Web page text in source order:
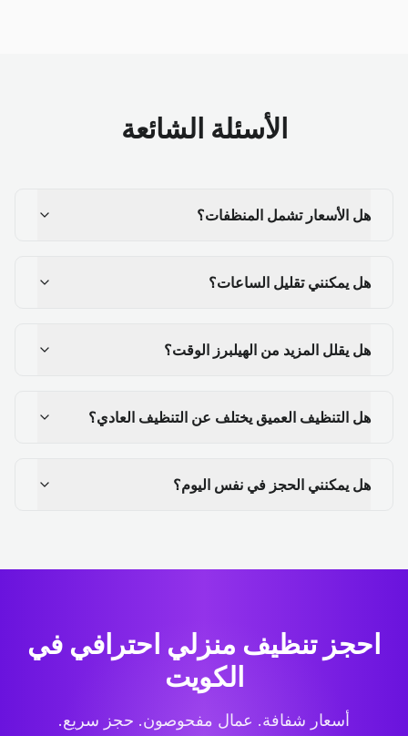
الأسئلة الشائعة
هل الأسعار تشمل المنظفات؟
هل يمكنني تقليل الساعات؟
هل يقلل المزيد من الهيلبرز الوقت؟
هل التنظيف العميق يختلف عن التنظيف العادي؟
هل يمكنني الحجز في نفس اليوم؟
احجز تنظيف منزلي احترافي في
الكويت
أسعار شفافة. عمال مفحوصون. حجز سريع.